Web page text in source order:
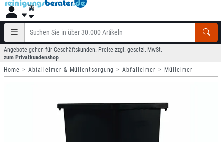
Angebote gelten für Geschäftskunden. Preise zzgl. gesetzl. MwSt.
zum Privatkundenshop
Home
Abfalleimer & Müllentsorgung Abfalleimer Mülleimer